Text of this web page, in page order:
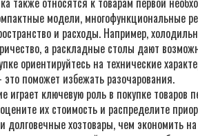
модели, многофункциональные
и расходы. Например,
а раскладные столы дают
ориентируйтесь на технические
поможет избежать разочарования.
играет ключевую роль в покупке товаров
их стоимость и распределите
долговечные хозтовары, чем экономить